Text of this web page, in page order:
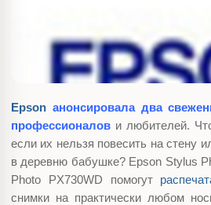
Epson анонсировала два
профессионалов и любителей.
если их нельзя повесить на стену
в деревню бабушке? Epson Stylus
Photo PX730WD помогут
снимки на практически любом